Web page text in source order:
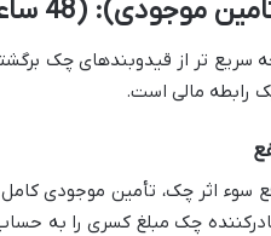
ساعت تا 10 روز کاری)
تر از قیدوبندهای چک
رابطه مالی است.
سوء اثر چک، تأمین موجودی
چک مبلغ کسری را به